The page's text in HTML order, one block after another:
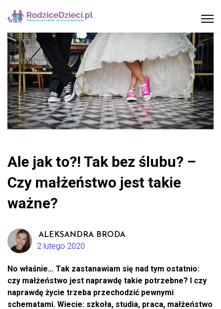
Ale jak to?! Tak bez ślubu? –
Czy małżeństwo jest takie
ważne?
ALEKSANDRA BRODA
2 lutego 2020
No właśnie… Tak zastanawiam się nad tym ostatnio:
czy małżeństwo jest naprawdę takie potrzebne? I czy
naprawdę życie trzeba przechodzić pewnymi
schematami. Wiecie: szkoła, studia, praca, małżeństwo